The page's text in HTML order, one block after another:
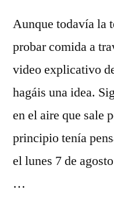
Aunque todavía la
probar comida a
video explicativo
hagáis una idea.
en el aire que sale
principio tenía
el lunes 7 de
…